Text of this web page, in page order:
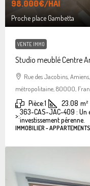
98.000€/HAI
Proche place Gambetta
VENTE IMMO
Studio meublé Centre
Rue des Jacobins,
métropolitaine, 80000,
Pièce:1 23.08 m²
>:363-CAS-JAC-409 : Un
investissement pérenne.
IMMOBILIER -